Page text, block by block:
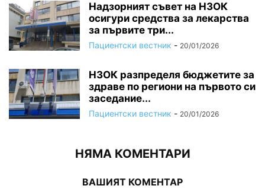
Надзорният съвет на НЗОК
осигури средства за лекарства
за първите три...
Пациентски вестник - 20/01/2026
НЗОК разпределя бюджетите за
здраве по региони на първото си
заседание...
Пациентски вестник - 20/01/2026
НЯМА КОМЕНТАРИ
ВАШИЯТ КОМЕНТАР